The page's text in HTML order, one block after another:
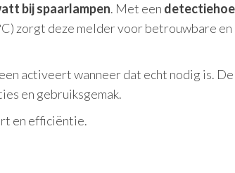
bij spaarlampen. Met een
zorgt deze melder voor betrouwbare en
activeert wanneer dat echt nodig is. De
en gebruiksgemak.
en efficiëntie.